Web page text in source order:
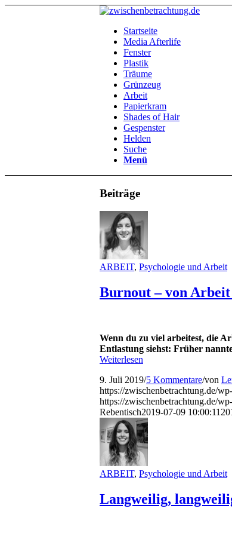
Startseite
Media Afterlife
Fenster
Plastik
Träume
Grünzeug
Arbeit
Papierkram
Shades of Hair
Gespenster
Helden
Suche
Menü
Beiträge
ARBEIT, Psychologie und Arbeit
Burnout – von
Wenn du zu viel arbeitest, die
Entlastung siehst: Früher
Weiterlesen
9. Juli 2019/5 Kommentare/von
https://zwischenbetrachtung.de/
https://zwischenbetrachtung.de/
Rebentisch2019-07-09 10:00:11
ARBEIT, Psychologie und Arbeit
Langweilig,